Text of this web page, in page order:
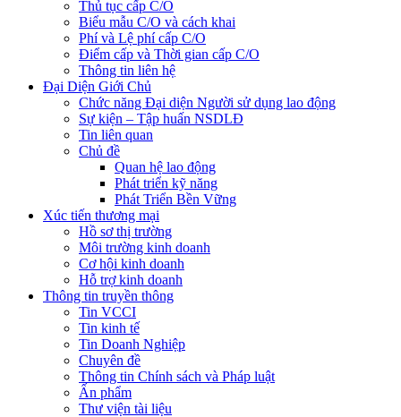
Thủ tục cấp C/O
Biểu mẫu C/O và cách khai
Phí và Lệ phí cấp C/O
Điểm cấp và Thời gian cấp C/O
Thông tin liên hệ
Đại Diện Giới Chủ
Chức năng Đại diện Người sử dụng lao động
Sự kiện – Tập huấn NSDLĐ
Tin liên quan
Chủ đề
Quan hệ lao động
Phát triển kỹ năng
Phát Triển Bền Vững
Xúc tiến thương mại
Hồ sơ thị trường
Môi trường kinh doanh
Cơ hội kinh doanh
Hỗ trợ kinh doanh
Thông tin truyền thông
Tin VCCI
Tin kinh tế
Tin Doanh Nghiệp
Chuyên đề
Thông tin Chính sách và Pháp luật
Ấn phẩm
Thư viện tài liệu